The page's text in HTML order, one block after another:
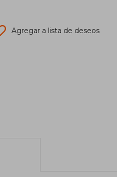
Agregar a lista de deseos